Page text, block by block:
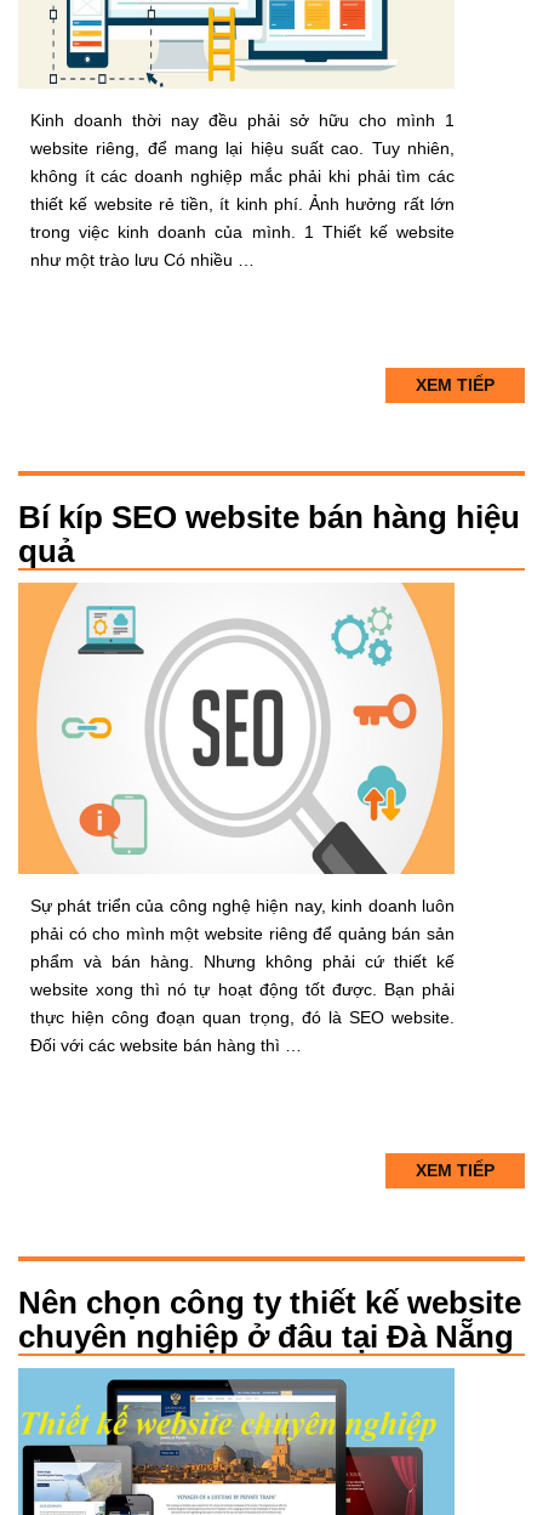
Kinh doanh thời nay đều phải sở hữu cho mình 1
website riêng, để mang lại hiệu suất cao. Tuy nhiên,
không ít các doanh nghiệp mắc phải khi phải tìm các
thiết kế website rẻ tiền, ít kinh phí. Ảnh hưởng rất lớn
trong việc kinh doanh của mình. 1 Thiết kế website
như một trào lưu Có nhiều …
XEM TIẾP
Bí kíp SEO website bán hàng hiệu
quả
Sự phát triển của công nghệ hiện nay, kinh doanh luôn
phải có cho mình một website riêng để quảng bán sản
phẩm và bán hàng. Nhưng không phải cứ thiết kế
website xong thì nó tự hoạt động tốt được. Bạn phải
thực hiện công đoạn quan trọng, đó là SEO website.
Đối với các website bán hàng thì …
XEM TIẾP
Nên chọn công ty thiết kế website
chuyên nghiệp ở đâu tại Đà Nẵng